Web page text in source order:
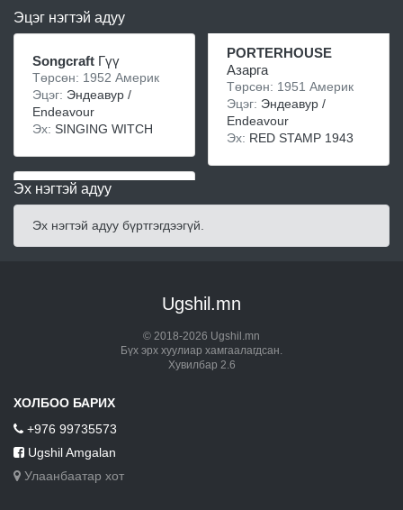
Эцэг нэгтэй адуу
Songcraft Гүү
Төрсөн: 1952 Америк
Эцэг: Эндеавур /
Endeavour
Эх: SINGING WITCH
PORTERHOUSE
Азарга
Төрсөн: 1951 Америк
Эцэг: Эндеавур /
Endeavour
Эх: RED STAMP 1943
Эх нэгтэй адуу
Эх нэгтэй адуу бүртгэгдээгүй.
Ugshil.mn
© 2018-2026 Ugshil.mn
Бүх эрх хуулиар хамгаалагдсан.
Хувилбар 2.6
ХОЛБОО БАРИХ
+976 99735573
Ugshil Amgalan
Улаанбаатар хот